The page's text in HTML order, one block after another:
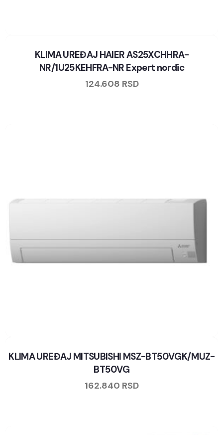
KLIMA UREĐAJ HAIER AS25XCHHRA-
NR/1U25KEHFRA-NR Expert nordic
124.608 RSD
KLIMA UREĐAJ MITSUBISHI MSZ-BT50VGK/MUZ-
BT50VG
162.840 RSD